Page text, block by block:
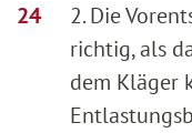
2. Die
richtig, als
dem Kläger